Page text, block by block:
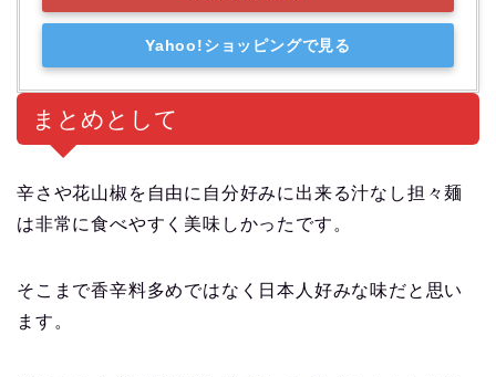
Yahoo!ショッピングで見る
まとめとして
辛さや花山椒を自由に自分好みに出来る汁なし担々麺
は非常に食べやすく美味しかったです。
そこまで香辛料多めではなく日本人好みな味だと思い
ます。